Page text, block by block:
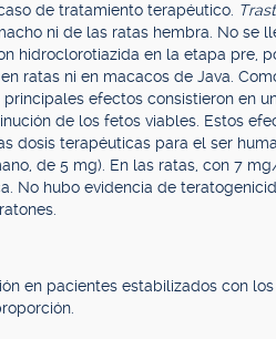
de tratamiento terapéutico.
ni de las ratas hembra. No se
hidroclorotiazida en la etapa pre,
ratas ni en macacos de Java.
efectos consistieron en
de los fetos viables. Estos
dosis terapéuticas para el ser
de 5 mg). En las ratas, con 7
No hubo evidencia de
en pacientes estabilizados con